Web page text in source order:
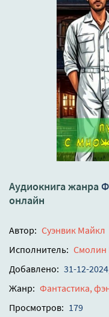
Аудиокнига жанра
онлайн
Автор: Суэнвик Майкл
Исполнитель: Смолин
Добавлено: 31-12-
Жанр: Фантастика,
Просмотров: 179